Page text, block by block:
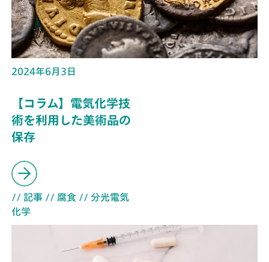
2024年6月3日
【コラム】電気化学技
術を利用した美術品の
保存
// 記事 // 腐食 // 分光電気
化学